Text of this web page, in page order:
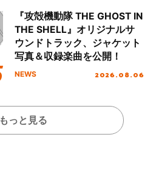
『攻殻機動隊 THE GHOST IN
THE SHELL』オリジナルサ
ウンドトラック、ジャケット
写真＆収録楽曲を公開！
NEWS 2026.08.06
もっと見る